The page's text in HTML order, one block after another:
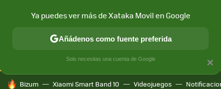
CONECTIVIDAD MÓVIL Y SOCIEDAD APLICACIONES
HOY SE HABLA DE
Bizum Xiaomi Smart Band 10 Videojuegos
×
Ya puedes ver más de Xataka Movil en Google
Añádenos como fuente preferida
Solo necesitas una cuenta de Google